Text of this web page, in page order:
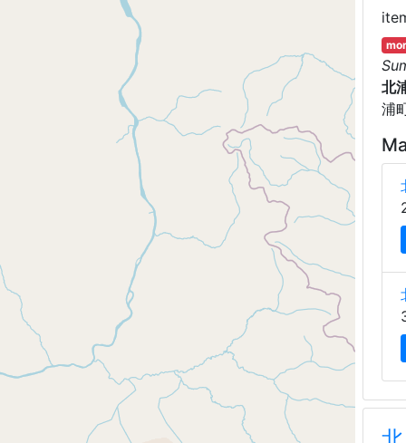
北
浦